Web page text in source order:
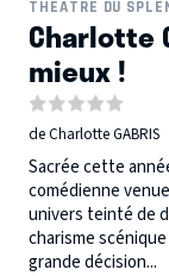
THÉÂTRE DU
Charlotte
mieux !
de Charlotte GABRIS
Sacrée cette
comédienne
univers teinté de
charisme
grande décision...